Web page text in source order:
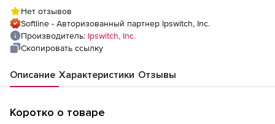
Нет отзывов
Softline - Авторизованный партнер Ipswitch, Inc.
Производитель: Ipswitch, Inc.
Скопировать ссылку
Описание Характеристики Отзывы
Коротко о товаре